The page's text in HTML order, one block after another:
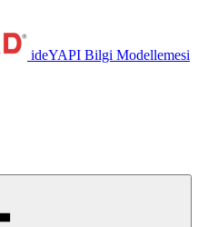
ideYAPI Bilgi Modellemesi